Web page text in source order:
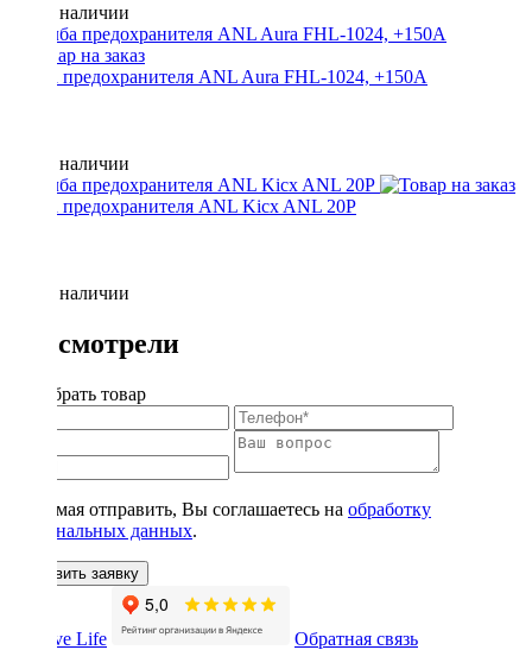
Нет в наличии
Колба предохранителя ANL Aura FHL-1024, +150A
Нет в наличии
Колба предохранителя ANL Kicx ANL 20P
Нет в наличии
Вы смотрели
Подобрать товар
Нажимая отправить, Вы соглашаетесь на обработку
персональных данных.
Оставить заявку
Обратная связь